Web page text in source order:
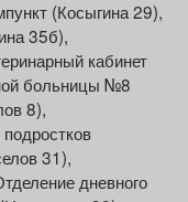
(Косыгина 29),
35б),
кабинет
больницы №8
8),
31),
дневного